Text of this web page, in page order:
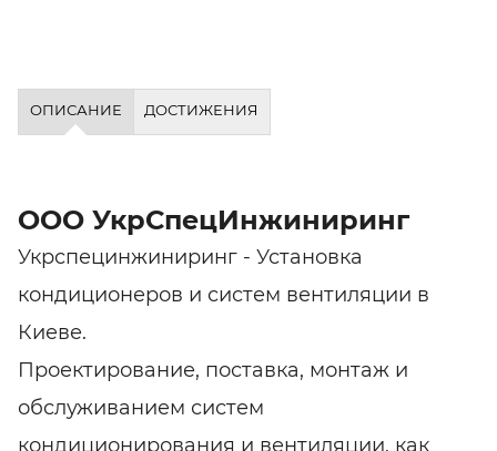
ОПИСАНИЕ ДОСТИЖЕНИЯ
ООО УкрСпецИнжиниринг
Укрспецинжиниринг - Установка
кондиционеров и систем вентиляции в
Киеве.
Проектирование, поставка, монтаж и
обслуживанием систем
кондиционирования и вентиляции, как